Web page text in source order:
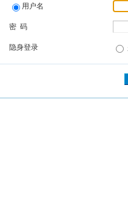
用户名
密 码
隐身登录